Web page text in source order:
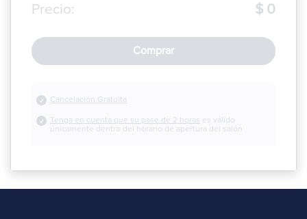
Precio: $ 0
Comprar
Cancelación Gratuita
Tenga en cuenta que su pase de 2 horas es válido
únicamente dentro del horario de apertura del salón